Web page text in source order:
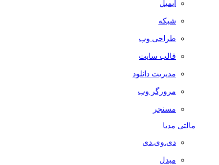
ایمیل
شبکه
طراحی وب
قالب سایت
مدیریت دانلود
مرورگر وب
مسنجر
مالتی مدیا
دی.وی.دی
مبدل